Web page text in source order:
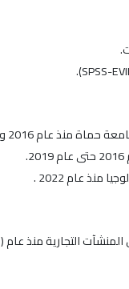
2016 وحتى تاريخه.
عام 2022 .
التجارية منذ عام (2015).